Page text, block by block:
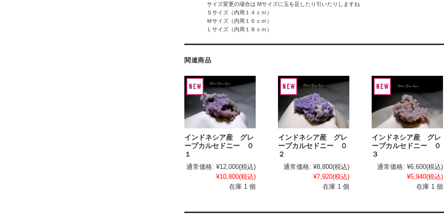
サイズ変更の場合は Mサイズに玉を足したり引いたりしますね
Ｓサイズ（内周１４ｃｍ）
Ｍサイズ（内周１６ｃｍ）
Ｌサイズ（内周１８ｃｍ）
関連商品
インドネシア産 グレ
ープカルセドニー ０
１
通常価格: ¥12,000(税込)
¥10,800(税込)
在庫 1 個
インドネシア産 グレ
ープカルセドニー ０
２
通常価格: ¥8,800(税込)
¥7,920(税込)
在庫 1 個
インドネシア産 グレ
ープカルセドニー ０
３
通常価格: ¥6,600(税込)
¥5,940(税込)
在庫 1 個